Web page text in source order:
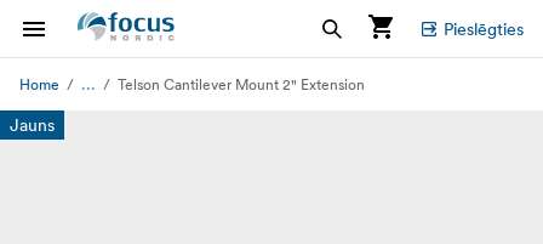
Pieslēgties
Home ... Telson Cantilever Mount 2" Extension
Jauns